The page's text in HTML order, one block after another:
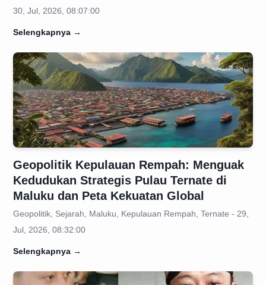
30, Jul, 2026, 08:07:00
Selengkapnya →
Geopolitik Kepulauan Rempah: Menguak
Kedudukan Strategis Pulau Ternate di
Maluku dan Peta Kekuatan Global
Geopolitik, Sejarah, Maluku, Kepulauan Rempah, Ternate - 29,
Jul, 2026, 08:32:00
Selengkapnya →